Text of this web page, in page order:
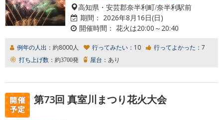
高知県・安芸郡奈半利町/奈半利駅前
期間： 2026年8月16日(日)
開催時間： 花火は20:00～20:40
例年の人出： 約8000人 行ってみたい： 10 行ってよかった： 7
打ち上げ数： 約3700発 屋台： あり
第73回 真室川まつり花火大会